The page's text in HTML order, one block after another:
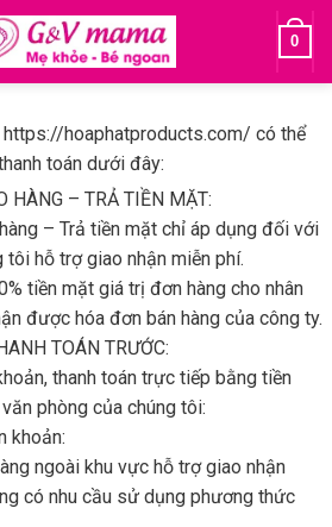
0
https://hoaphatproducts.com/ có thể
toán dưới đây:
HÀNG – TRẢ TIỀN MẶT:
– Trả tiền mặt chỉ áp dụng đối với
tôi hỗ trợ giao nhận miễn phí.
tiền mặt giá trị đơn hàng cho nhân
được hóa đơn bán hàng của công ty.
TOÁN TRƯỚC:
thanh toán trực tiếp bằng tiền
phòng của chúng tôi:
khoản:
ngoài khu vực hỗ trợ giao nhận
có nhu cầu sử dụng phương thức